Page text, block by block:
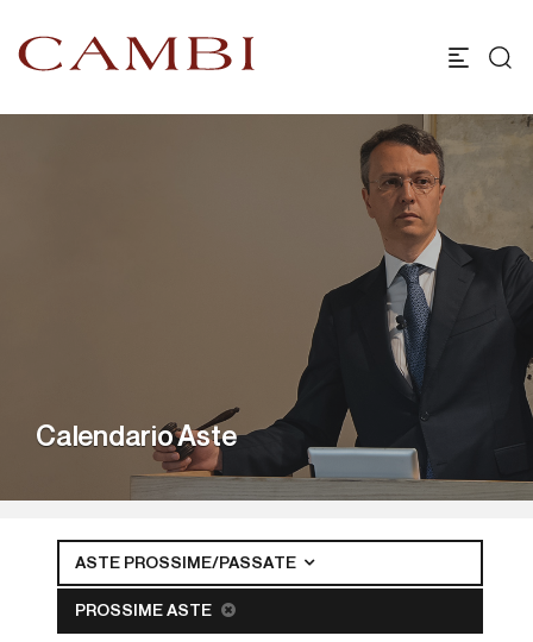
Calendario Aste
ASTE PROSSIME/PASSATE
PROSSIME ASTE